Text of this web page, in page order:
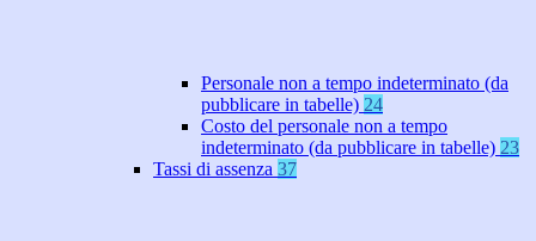
Personale non a tempo indeterminato (da
pubblicare in tabelle) 24
Costo del personale non a tempo
indeterminato (da pubblicare in tabelle) 23
Tassi di assenza 37